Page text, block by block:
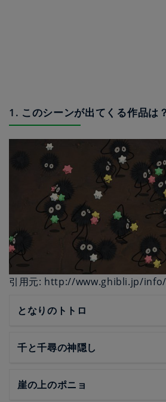
1. このシーンが出てくる作品は？
引用元: http://www.ghibli.jp/
となりのトトロ
千と千尋の神隠し
崖の上のポニョ